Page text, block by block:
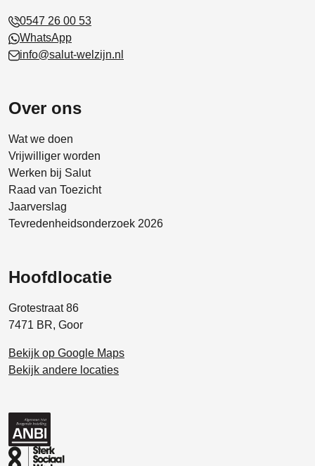
0547 26 00 53
WhatsApp
info@salut-welzijn.nl
Over ons
Wat we doen
Vrijwilliger worden
Werken bij Salut
Raad van Toezicht
Jaarverslag
Tevredenheidsonderzoek 2026
Hoofdlocatie
Grotestraat 86
7471 BR, Goor
Bekijk op Google Maps
Bekijk andere locaties